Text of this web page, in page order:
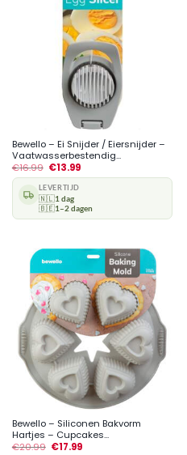
Bewello – Ei Snijder / Eiersnijder –
Vaatwasserbestendig...
€16.99 €13.99
LEVERTIJD
🇳🇱1 dag
🇧🇪1–2 dagen
Bewello – Siliconen Bakvorm
Hartjes – Cupcakes...
€20.99 €17.99